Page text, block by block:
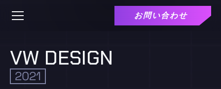
お問い合わせ
VW DESIGN
2021